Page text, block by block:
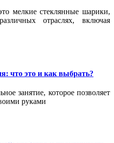
мелкие стеклянные шарики,
отраслях, включая
что это и как выбрать?
занятие, которое позволяет
руками